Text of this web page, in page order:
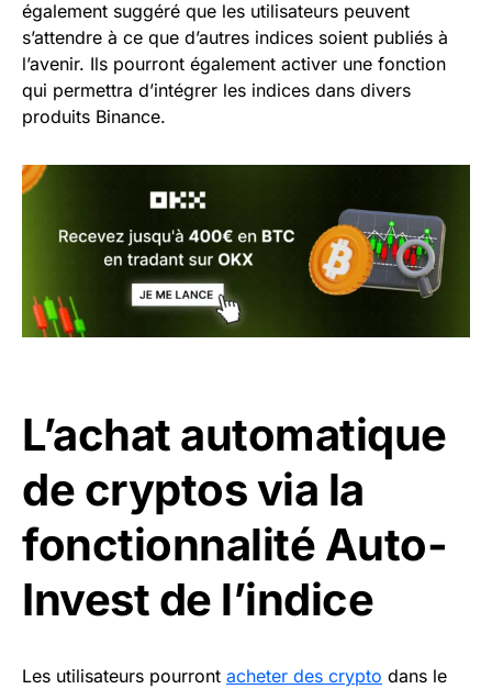
également suggéré que les utilisateurs peuvent
s’attendre à ce que d’autres indices soient publiés à
l’avenir. Ils pourront également activer une fonction
qui permettra d’intégrer les indices dans divers
produits Binance.
L’achat automatique
de cryptos via la
fonctionnalité Auto-
Invest de l’indice
Les utilisateurs pourront acheter des crypto dans le